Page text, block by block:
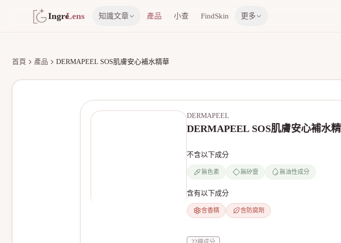
IngreLens 知識文章 產品 小查 FindSkin 更多
首頁 產品 DERMAPEEL SOS肌膚安心補水精華
DERMAPEEL
DERMAPEEL SOS肌膚安心補水
不含以下成分
無色素 無矽靈 無油性成分
含有以下成分
含香精 含防腐劑